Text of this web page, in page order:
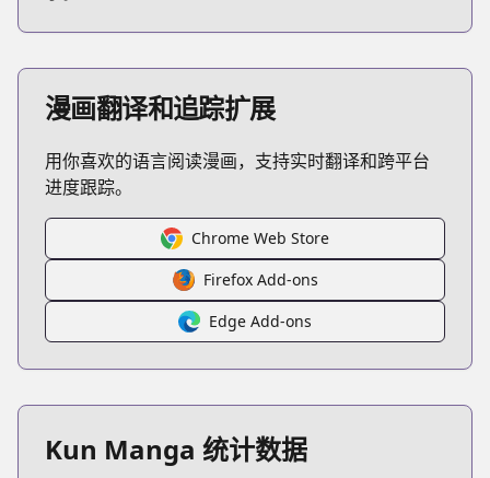
漫画翻译和追踪扩展
用你喜欢的语言阅读漫画，支持实时翻译和跨平台
进度跟踪。
Chrome Web Store
Firefox Add-ons
Edge Add-ons
Kun Manga 统计数据